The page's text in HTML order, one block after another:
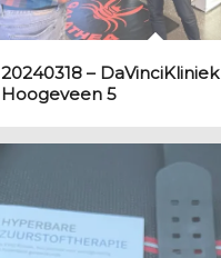
20240318 – DaVinciKliniek
Hoogeveen 5